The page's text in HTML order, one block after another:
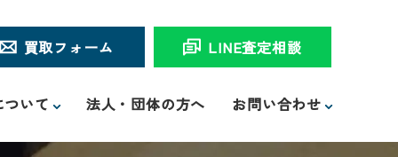
いて 法人・団体の方へ お問い合わせ
買取フォーム LINE査定相談